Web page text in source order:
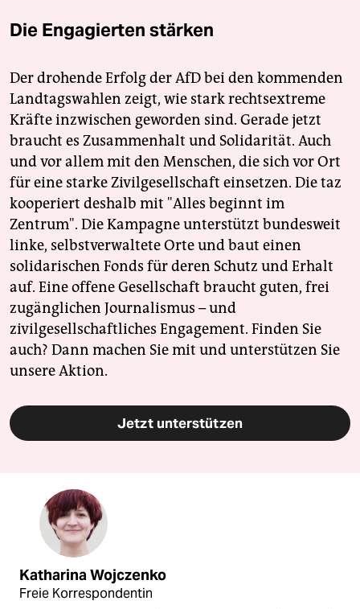
Die Engagierten stärken
Der drohende Erfolg der AfD bei den kommenden
Landtagswahlen zeigt, wie stark rechtsextreme
Kräfte inzwischen geworden sind. Gerade jetzt
braucht es Zusammenhalt und Solidarität. Auch
und vor allem mit den Menschen, die sich vor Ort
für eine starke Zivilgesellschaft einsetzen. Die taz
kooperiert deshalb mit "Alles beginnt im
Zentrum". Die Kampagne unterstützt bundesweit
linke, selbstverwaltete Orte und baut einen
solidarischen Fonds für deren Schutz und Erhalt
auf. Eine offene Gesellschaft braucht guten, frei
zugänglichen Journalismus – und
zivilgesellschaftliches Engagement. Finden Sie
auch? Dann machen Sie mit und unterstützen Sie
unsere Aktion.
Jetzt unterstützen
Katharina Wojczenko
Freie Korrespondentin